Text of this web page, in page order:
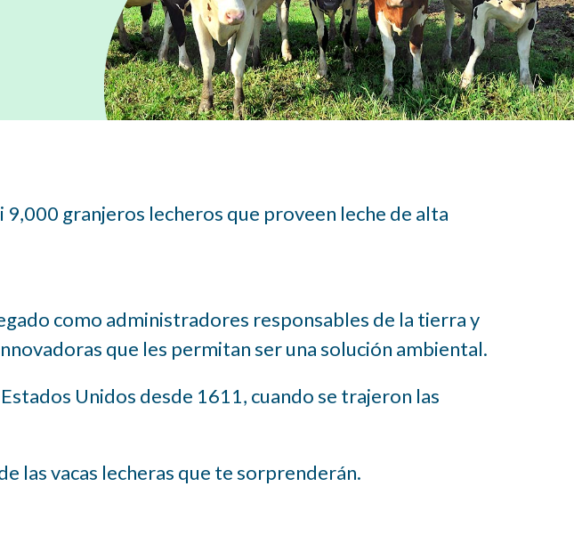
granjeros lecheros que proveen leche de alta
como administradores responsables de la tierra y
que les permitan ser una solución ambiental.
Unidos desde 1611, cuando se trajeron las
las vacas lecheras que te sorprenderán.